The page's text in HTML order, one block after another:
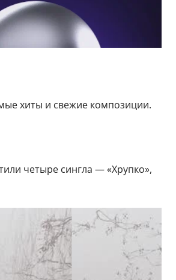
хиты и свежие композиции.
четыре сингла — «Хрупко»,